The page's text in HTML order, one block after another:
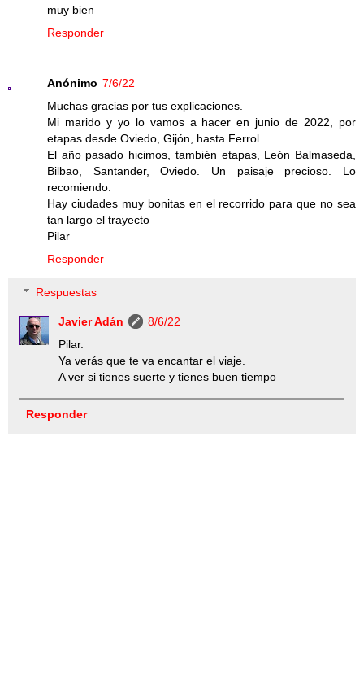
muy bien
Responder
Anónimo 7/6/22
Muchas gracias por tus explicaciones.
Mi marido y yo lo vamos a hacer en junio de 2022, por
etapas desde Oviedo, Gijón, hasta Ferrol
El año pasado hicimos, también etapas, León Balmaseda,
Bilbao, Santander, Oviedo. Un paisaje precioso. Lo
recomiendo.
Hay ciudades muy bonitas en el recorrido para que no sea
tan largo el trayecto
Pilar
Responder
Respuestas
Javier Adán
8/6/22
Pilar.
Ya verás que te va encantar el viaje.
A ver si tienes suerte y tienes buen tiempo
Responder